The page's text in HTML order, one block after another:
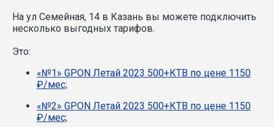
На ул Семейная, 14 в Казань вы можете подключить
несколько выгодных тарифов.
Это:
«№1» GPON Летай 2023 500+КТВ по цене 1150
₽/мес;
«№2» GPON Летай 2023 500+КТВ по цене 1150
₽/мес;